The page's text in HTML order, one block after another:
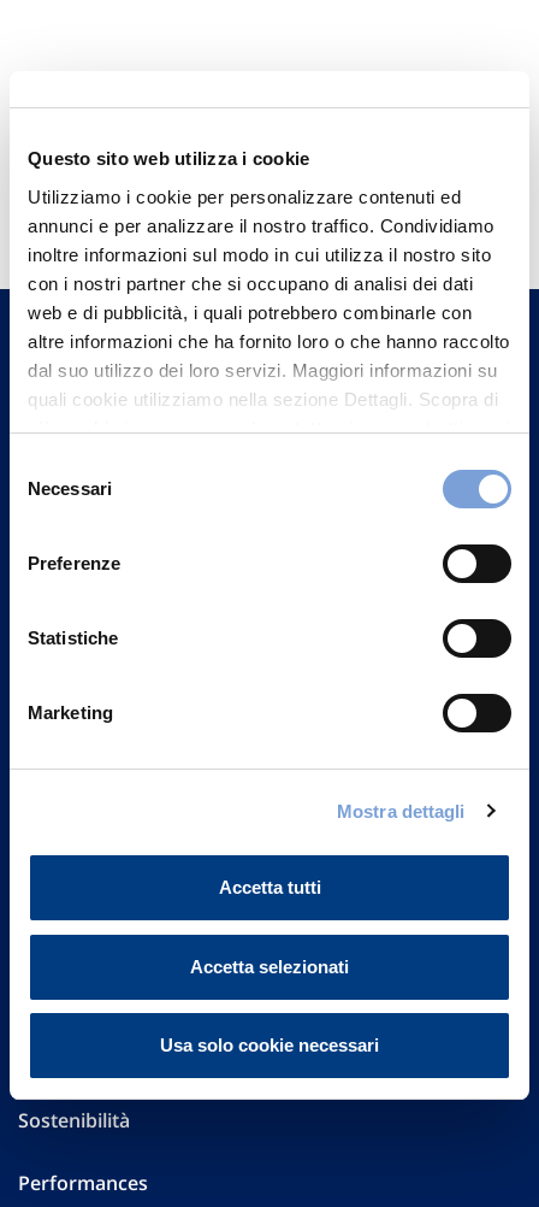
Questo sito web utilizza i cookie
Utilizziamo i cookie per personalizzare contenuti ed
annunci e per analizzare il nostro traffico. Condividiamo
inoltre informazioni sul modo in cui utilizza il nostro sito
con i nostri partner che si occupano di analisi dei dati
web e di pubblicità, i quali potrebbero combinarle con
altre informazioni che ha fornito loro o che hanno raccolto
dal suo utilizzo dei loro servizi. Maggiori informazioni su
quali cookie utilizziamo nella sezione Dettagli. Scopra di
più su chi siamo, come può contattarci e come trattiamo i
può trovare nel footer del sito nella sezione "Informativa
delNecessari
Preferenze
Statistiche
Marketing
Mostra dettagli
Accetta tutti
Accetta selezionati
Usa solo cookie necessari
Hai bisogno di
informazioni?
Trova l'Agenzia più vicina a te e parla con
un nostro Agente.
Contattaci
Via Ignazio Gardella, 2
Investor Relations
Sostenibilità
Performances